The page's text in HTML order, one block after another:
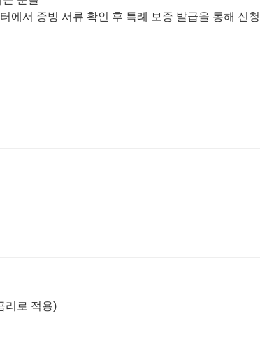
서 증빙 서류 확인 후 특례 보증 발급을 통해 신
리로 적용)